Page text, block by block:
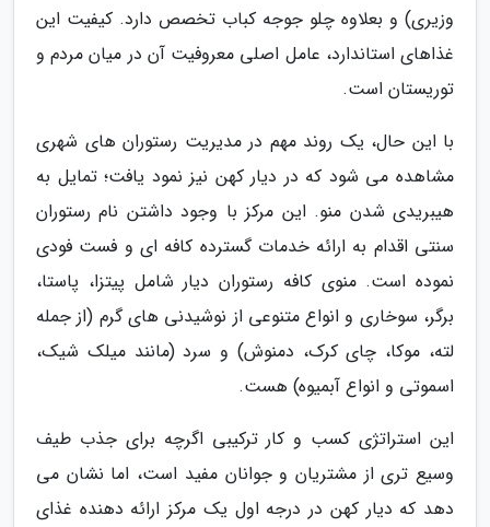
وزیری) و بعلاوه چلو جوجه کباب تخصص دارد. کیفیت این
غذاهای استاندارد، عامل اصلی معروفیت آن در میان مردم و
توریستان است.
با این حال، یک روند مهم در مدیریت رستوران های شهری
مشاهده می شود که در دیار کهن نیز نمود یافت؛ تمایل به
هیبریدی شدن منو. این مرکز با وجود داشتن نام رستوران
سنتی اقدام به ارائه خدمات گسترده کافه ای و فست فودی
نموده است. منوی کافه رستوران دیار شامل پیتزا، پاستا،
برگر، سوخاری و انواع متنوعی از نوشیدنی های گرم (از جمله
لته، موکا، چای کرک، دمنوش) و سرد (مانند میلک شیک،
اسموتی و انواع آبمیوه) هست.
این استراتژی کسب و کار ترکیبی اگرچه برای جذب طیف
وسیع تری از مشتریان و جوانان مفید است، اما نشان می
دهد که دیار کهن در درجه اول یک مرکز ارائه دهنده غذای